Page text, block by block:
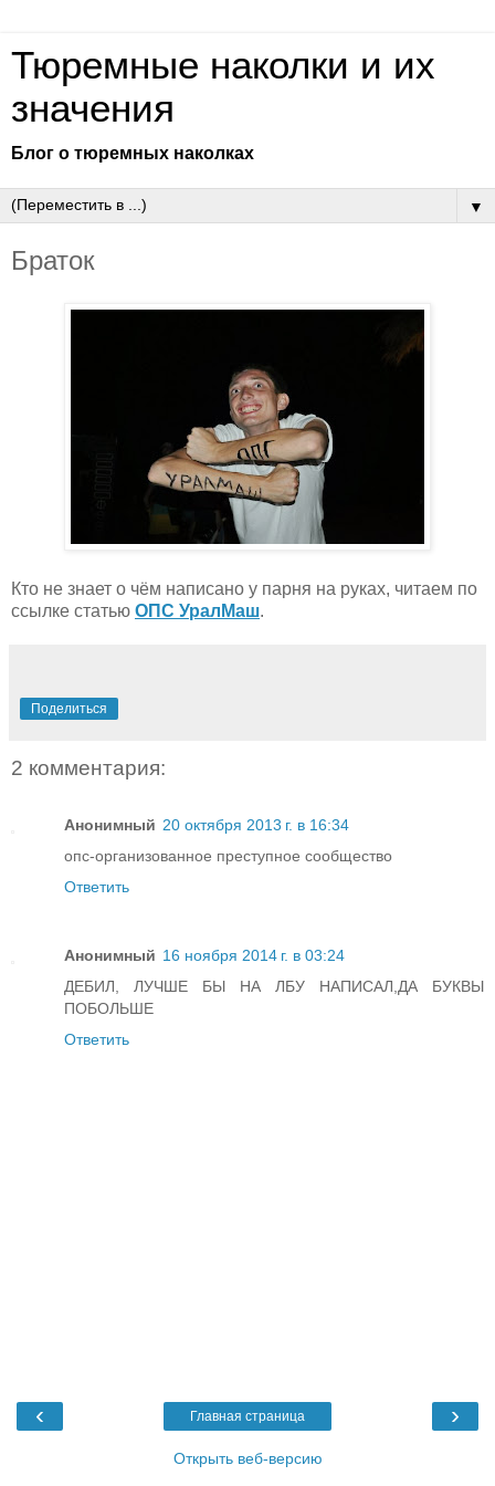
Тюремные наколки и их
значения
Блог о тюремных наколках
▼
Браток
Кто не знает о чём написано у парня на руках, читаем по
ссылке статью ОПС УралМаш.
Поделиться
2 комментария:
Анонимный 20 октября 2013 г. в 16:34
опс-организованное преступное сообщество
Ответить
Анонимный 16 ноября 2014 г. в 03:24
ДЕБИЛ, ЛУЧШЕ БЫ НА ЛБУ НАПИСАЛ,ДА БУКВЫ
ПОБОЛЬШЕ
Ответить
‹ ›
Главная страница
Открыть веб-версию